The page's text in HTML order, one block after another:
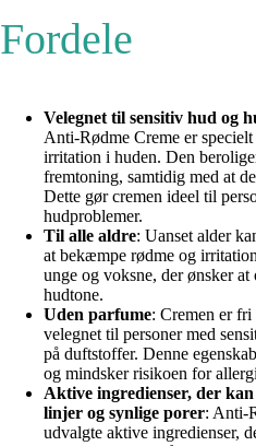
Fordele
Velegnet til sensitiv hud og
Anti-Rødme Creme er
irritation i huden. Den
fremtoning, samtidig med at
Dette gør cremen ideel til
hudproblemer.
Til alle aldre: Uanset alder
at bekæmpe rødme og
unge og voksne, der ønsker
hudtone.
Uden parfume: Cremen er
velegnet til personer med
på duftstoffer. Denne
og mindsker risikoen for
Aktive ingredienser, der
linjer og synlige porer: Anti-
udvalgte aktive ingredienser,